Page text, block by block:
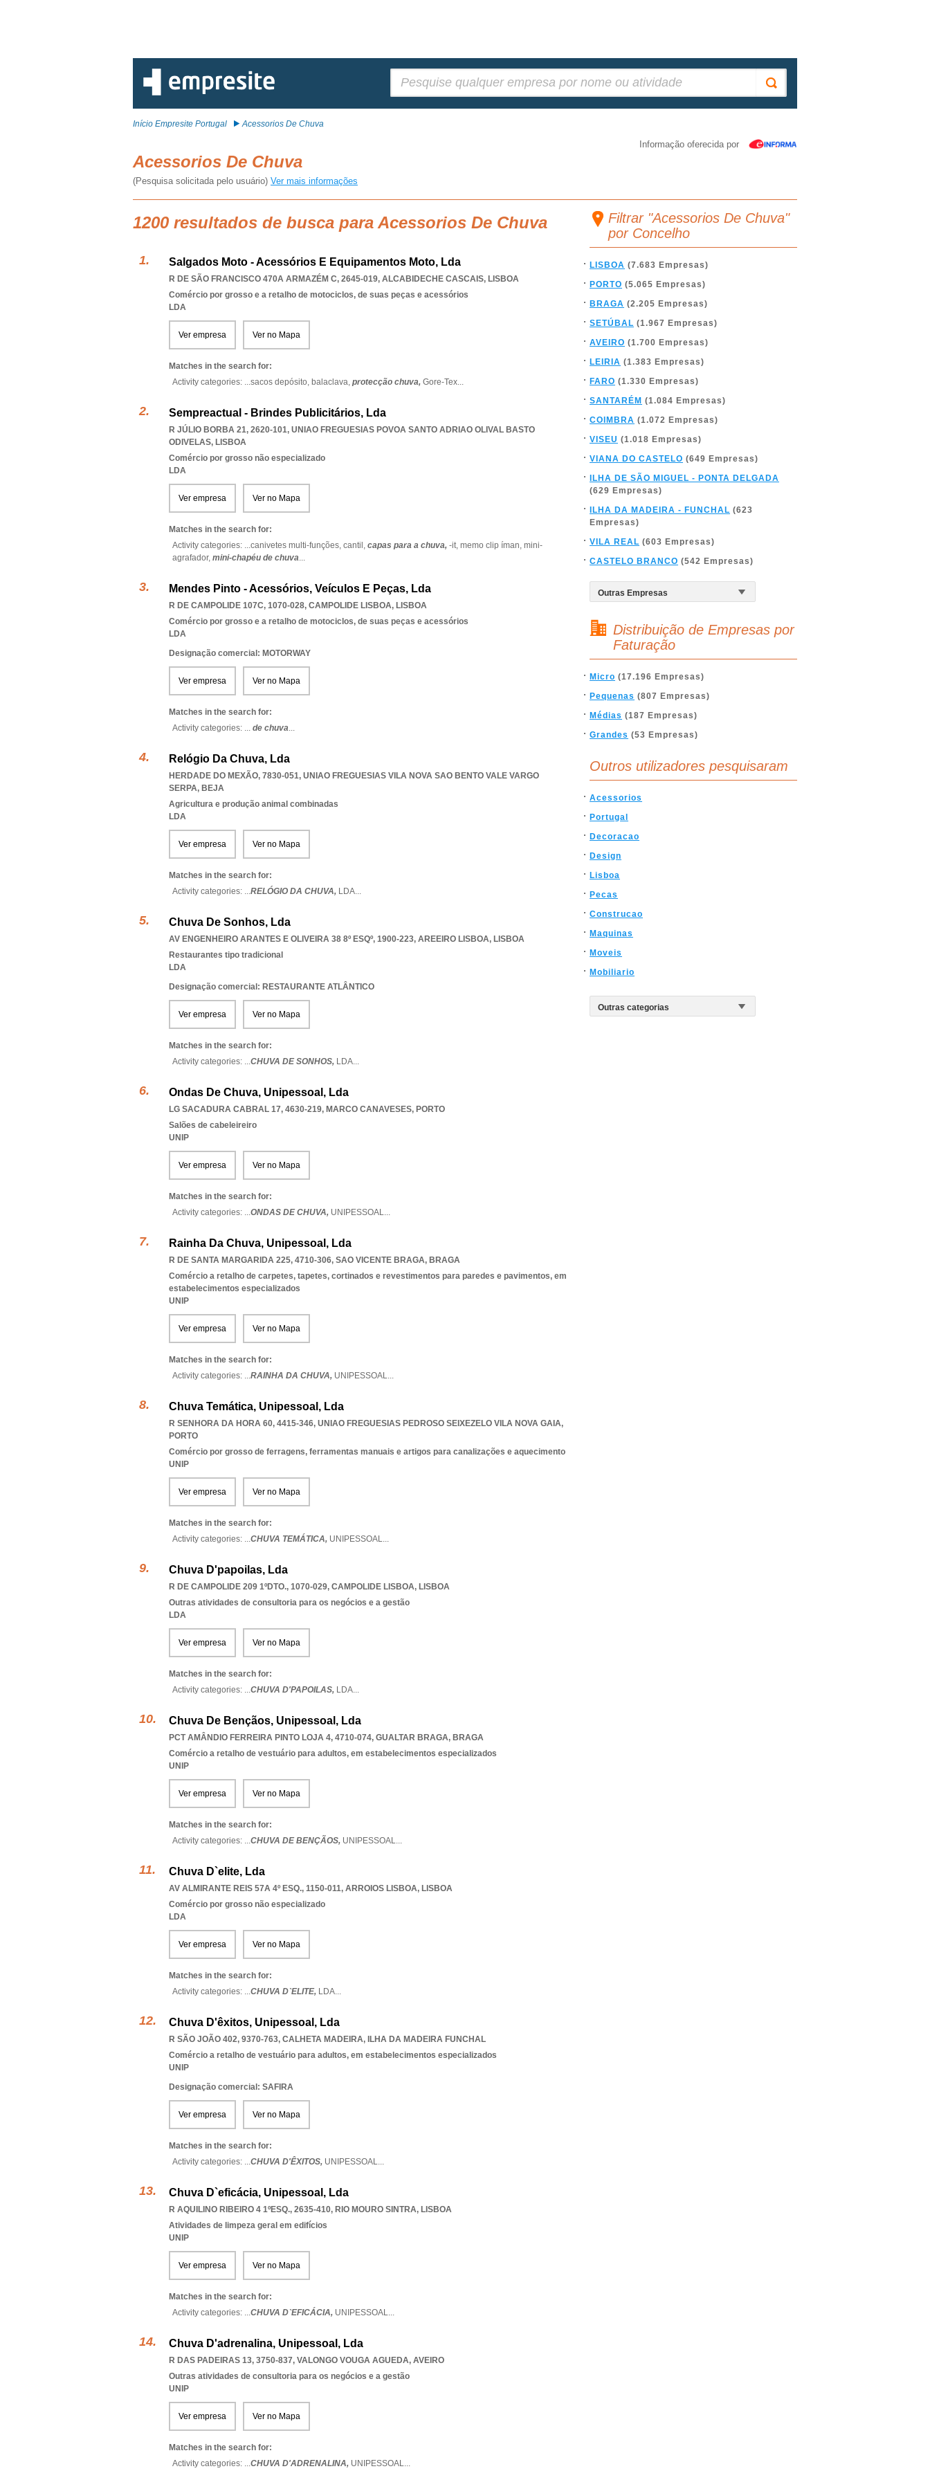
Início Empresite Portugal Acessorios De Chuva
Informação oferecida por
Acessorios De Chuva
(Pesquisa solicitada pelo usuário) Ver mais informações
1200 resultados de busca para Acessorios De Chuva
Salgados Moto - Acessórios E Equipamentos Moto, Lda
R DE SÃO FRANCISCO 470A ARMAZÉM C, 2645-019, ALCABIDECHE CASCAIS, LISBOA
Comércio por grosso e a retalho de motociclos, de suas peças e acessórios
LDA
Ver empresa Ver no Mapa
Matches in the search for:
Activity categories: ...sacos depósito, balaclava, protecção chuva, Gore-Tex...
Sempreactual - Brindes Publicitários, Lda
R JÚLIO BORBA 21, 2620-101, UNIAO FREGUESIAS POVOA SANTO ADRIAO OLIVAL BASTO
ODIVELAS, LISBOA
Comércio por grosso não especializado
LDA
Ver empresa Ver no Mapa
Matches in the search for:
Activity categories: ...canivetes multi-funções, cantil, capas para a chuva, -it, memo clip íman, mini-
agrafador, mini-chapéu de chuva...
Mendes Pinto - Acessórios, Veículos E Peças, Lda
R DE CAMPOLIDE 107C, 1070-028, CAMPOLIDE LISBOA, LISBOA
Comércio por grosso e a retalho de motociclos, de suas peças e acessórios
LDA
Designação comercial: MOTORWAY
Ver empresa Ver no Mapa
Matches in the search for:
Activity categories: ... de chuva...
Relógio Da Chuva, Lda
HERDADE DO MEXÃO, 7830-051, UNIAO FREGUESIAS VILA NOVA SAO BENTO VALE VARGO
SERPA, BEJA
Agricultura e produção animal combinadas
LDA
Ver empresa Ver no Mapa
Matches in the search for:
Activity categories: ...RELÓGIO DA CHUVA, LDA...
Chuva De Sonhos, Lda
AV ENGENHEIRO ARANTES E OLIVEIRA 38 8º ESQº, 1900-223, AREEIRO LISBOA, LISBOA
Restaurantes tipo tradicional
LDA
Designação comercial: RESTAURANTE ATLÂNTICO
Ver empresa Ver no Mapa
Matches in the search for:
Activity categories: ...CHUVA DE SONHOS, LDA...
Ondas De Chuva, Unipessoal, Lda
LG SACADURA CABRAL 17, 4630-219, MARCO CANAVESES, PORTO
Salões de cabeleireiro
UNIP
Ver empresa Ver no Mapa
Matches in the search for:
Activity categories: ...ONDAS DE CHUVA, UNIPESSOAL...
Rainha Da Chuva, Unipessoal, Lda
R DE SANTA MARGARIDA 225, 4710-306, SAO VICENTE BRAGA, BRAGA
Comércio a retalho de carpetes, tapetes, cortinados e revestimentos para paredes e pavimentos, em
estabelecimentos especializados
UNIP
Ver empresa Ver no Mapa
Matches in the search for:
Activity categories: ...RAINHA DA CHUVA, UNIPESSOAL...
Chuva Temática, Unipessoal, Lda
R SENHORA DA HORA 60, 4415-346, UNIAO FREGUESIAS PEDROSO SEIXEZELO VILA NOVA GAIA,
PORTO
Comércio por grosso de ferragens, ferramentas manuais e artigos para canalizações e aquecimento
UNIP
Ver empresa Ver no Mapa
Matches in the search for:
Activity categories: ...CHUVA TEMÁTICA, UNIPESSOAL...
Chuva D'papoilas, Lda
R DE CAMPOLIDE 209 1ºDTO., 1070-029, CAMPOLIDE LISBOA, LISBOA
Outras atividades de consultoria para os negócios e a gestão
LDA
Ver empresa Ver no Mapa
Matches in the search for:
Activity categories: ...CHUVA D'PAPOILAS, LDA...
Chuva De Bençãos, Unipessoal, Lda
PCT AMÂNDIO FERREIRA PINTO LOJA 4, 4710-074, GUALTAR BRAGA, BRAGA
Comércio a retalho de vestuário para adultos, em estabelecimentos especializados
UNIP
Ver empresa Ver no Mapa
Matches in the search for:
Activity categories: ...CHUVA DE BENÇÃOS, UNIPESSOAL...
Chuva D`elite, Lda
AV ALMIRANTE REIS 57A 4º ESQ., 1150-011, ARROIOS LISBOA, LISBOA
Comércio por grosso não especializado
LDA
Ver empresa Ver no Mapa
Matches in the search for:
Activity categories: ...CHUVA D`ELITE, LDA...
Chuva D'êxitos, Unipessoal, Lda
R SÃO JOÃO 402, 9370-763, CALHETA MADEIRA, ILHA DA MADEIRA FUNCHAL
Comércio a retalho de vestuário para adultos, em estabelecimentos especializados
UNIP
Designação comercial: SAFIRA
Ver empresa Ver no Mapa
Matches in the search for:
Activity categories: ...CHUVA D'ÊXITOS, UNIPESSOAL...
Chuva D`eficácia, Unipessoal, Lda
R AQUILINO RIBEIRO 4 1ºESQ., 2635-410, RIO MOURO SINTRA, LISBOA
Atividades de limpeza geral em edifícios
UNIP
Ver empresa Ver no Mapa
Matches in the search for:
Activity categories: ...CHUVA D`EFICÁCIA, UNIPESSOAL...
Chuva D'adrenalina, Unipessoal, Lda
R DAS PADEIRAS 13, 3750-837, VALONGO VOUGA AGUEDA, AVEIRO
Outras atividades de consultoria para os negócios e a gestão
UNIP
Ver empresa Ver no Mapa
Matches in the search for:
Activity categories: ...CHUVA D'ADRENALINA, UNIPESSOAL...
Filtrar "Acessorios De Chuva"
por Concelho
LISBOA (7.683 Empresas)
PORTO (5.065 Empresas)
BRAGA (2.205 Empresas)
SETÚBAL (1.967 Empresas)
AVEIRO (1.700 Empresas)
LEIRIA (1.383 Empresas)
FARO (1.330 Empresas)
SANTARÉM (1.084 Empresas)
COIMBRA (1.072 Empresas)
VISEU (1.018 Empresas)
VIANA DO CASTELO (649 Empresas)
ILHA DE SÃO MIGUEL - PONTA DELGADA
(629 Empresas)
ILHA DA MADEIRA - FUNCHAL (623
Empresas)
VILA REAL (603 Empresas)
CASTELO BRANCO (542 Empresas)
Distribuição de Empresas por
Faturação
Micro (17.196 Empresas)
Pequenas (807 Empresas)
Médias (187 Empresas)
Grandes (53 Empresas)
Outros utilizadores pesquisaram
Acessorios
Portugal
Decoracao
Design
Lisboa
Pecas
Construcao
Maquinas
Moveis
Mobiliario